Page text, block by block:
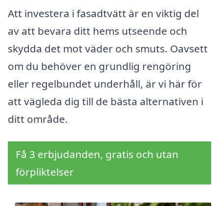
Att investera i fasadtvätt är en viktig del
av att bevara ditt hems utseende och
skydda det mot väder och smuts. Oavsett
om du behöver en grundlig rengöring
eller regelbundet underhåll, är vi här för
att vägleda dig till de bästa alternativen i
ditt område.
Få 3 erbjudanden, gratis och utan
förpliktelser